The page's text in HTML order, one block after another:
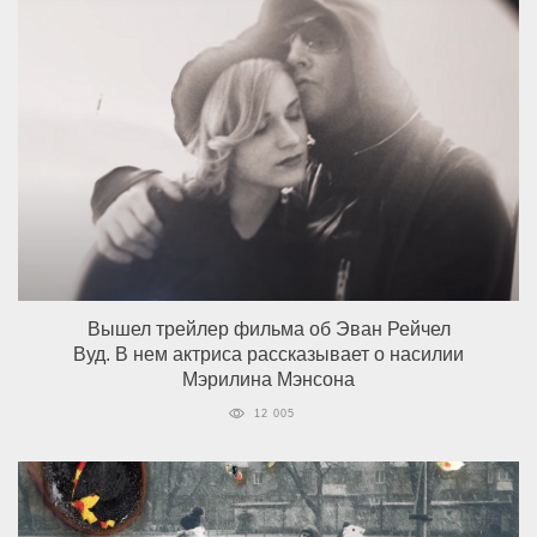
Вышел трейлер фильма об Эван Рейчел
Вуд. В нем актриса рассказывает о насилии
Мэрилина Мэнсона
12 005